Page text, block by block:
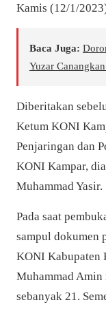
Kamis (12/1/
Baca Juga:
Yuzar
Diberitakan
Ketum KONI
Penjaringan dan
KONI Kampar,
Muhammad Yasir.
Pada saat
sampul dokumen
KONI Kabupaten
Muhammad Amin
sebanyak 21.